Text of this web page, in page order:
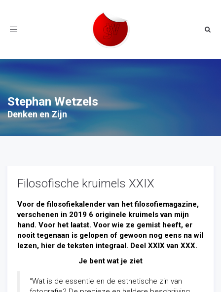
Toggle
Stephan Wetzels
Denken en Zijn
Filosofische kruimels XXIX
Voor de filosofiekalender van het filosofiemagazine,
verschenen in 2019 6 originele kruimels van mijn
hand. Voor het laatst. Voor wie ze gemist heeft, er
nooit tegenaan is gelopen of gewoon nog eens na wil
lezen, hier de teksten integraal. Deel XXIX van XXX.
Je bent wat je ziet
“Wat is de essentie en de esthetische zin van